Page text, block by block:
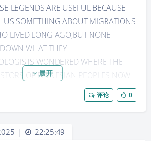
LEGENDS ARE USEFUL BECAUSE
US SOMETHING ABOUT MIGRATIONS
LIVED LONG AGO,BUT NONE
WHAT THEY
WONDERED WHERE THE
OF PLYNESIAN PEOPLES NOW
PACIFIC ISLANDS CAME FROM.THE
PEOPLE EXPLAIN THAT SOME OF
展开
评论 0
| 22:25:49